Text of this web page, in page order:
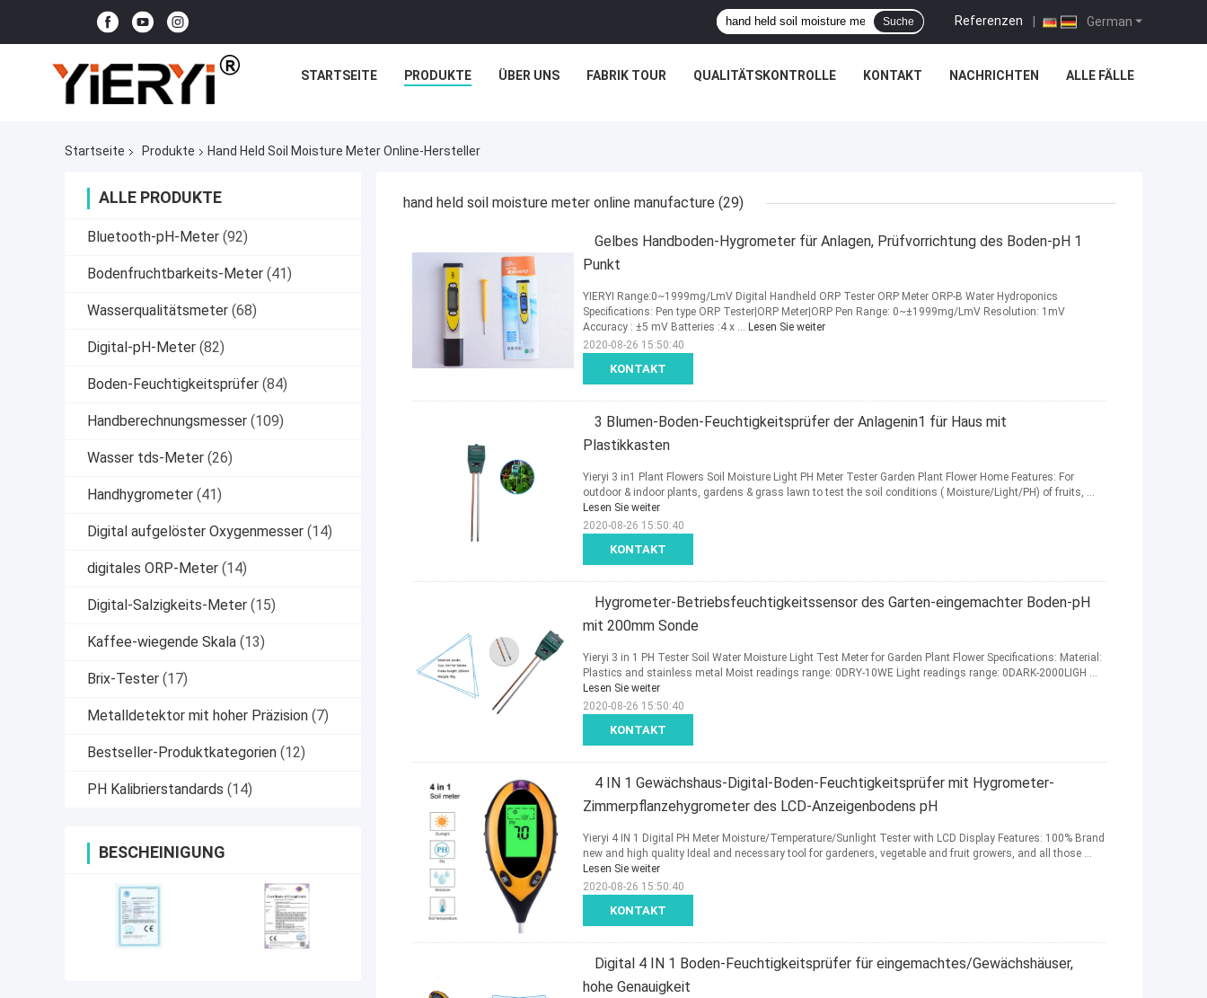
German
Referenzen |
Suche
STARTSEITE PRODUKTE ÜBER UNS FABRIK TOUR QUALITÄTSKONTROLLE KONTAKT NACHRICHTEN ALLE FÄLLE
Startseite Produkte Hand Held Soil Moisture Meter Online-Hersteller
ALLE PRODUKTE
Bluetooth-pH-Meter (92)
Bodenfruchtbarkeits-Meter (41)
Wasserqualitätsmeter (68)
Digital-pH-Meter (82)
Boden-Feuchtigkeitsprüfer (84)
Handberechnungsmesser (109)
Wasser tds-Meter (26)
Handhygrometer (41)
Digital aufgelöster Oxygenmesser (14)
digitales ORP-Meter (14)
Digital-Salzigkeits-Meter (15)
Kaffee-wiegende Skala (13)
Brix-Tester (17)
Metalldetektor mit hoher Präzision (7)
Bestseller-Produktkategorien (12)
PH Kalibrierstandards (14)
BESCHEINIGUNG
hand held soil moisture meter online manufacture (29)
Gelbes Handboden-Hygrometer für Anlagen, Prüfvorrichtung des Boden-pH 1
Punkt
KONTAKT
YIERYI Range:0~1999mg/LmV Digital Handheld ORP Tester ORP Meter ORP-B Water Hydroponics
Specifications: Pen type ORP Tester|ORP Meter|ORP Pen Range: 0~±1999mg/LmV Resolution: 1mV
Accuracy : ±5 mV Batteries :4 x ... Lesen Sie weiter
2020-08-26 15:50:40
3 Blumen-Boden-Feuchtigkeitsprüfer der Anlagenin1 für Haus mit
Plastikkasten
KONTAKT
Yieryi 3 in1 Plant Flowers Soil Moisture Light PH Meter Tester Garden Plant Flower Home Features: For
outdoor & indoor plants, gardens & grass lawn to test the soil conditions ( Moisture/Light/PH) of fruits, ...
Lesen Sie weiter
2020-08-26 15:50:40
Hygrometer-Betriebsfeuchtigkeitssensor des Garten-eingemachter Boden-pH
mit 200mm Sonde
KONTAKT
Yieryi 3 in 1 PH Tester Soil Water Moisture Light Test Meter for Garden Plant Flower Specifications: Material:
Plastics and stainless metal Moist readings range: 0DRY-10WE Light readings range: 0DARK-2000LIGH ...
Lesen Sie weiter
2020-08-26 15:50:40
4 IN 1 Gewächshaus-Digital-Boden-Feuchtigkeitsprüfer mit Hygrometer-
Zimmerpflanzehygrometer des LCD-Anzeigenbodens pH
KONTAKT
Yieryi 4 IN 1 Digital PH Meter Moisture/Temperature/Sunlight Tester with LCD Display Features: 100% Brand
new and high quality Ideal and necessary tool for gardeners, vegetable and fruit growers, and all those ...
Lesen Sie weiter
2020-08-26 15:50:40
Digital 4 IN 1 Boden-Feuchtigkeitsprüfer für eingemachtes/Gewächshäuser,
hohe Genauigkeit